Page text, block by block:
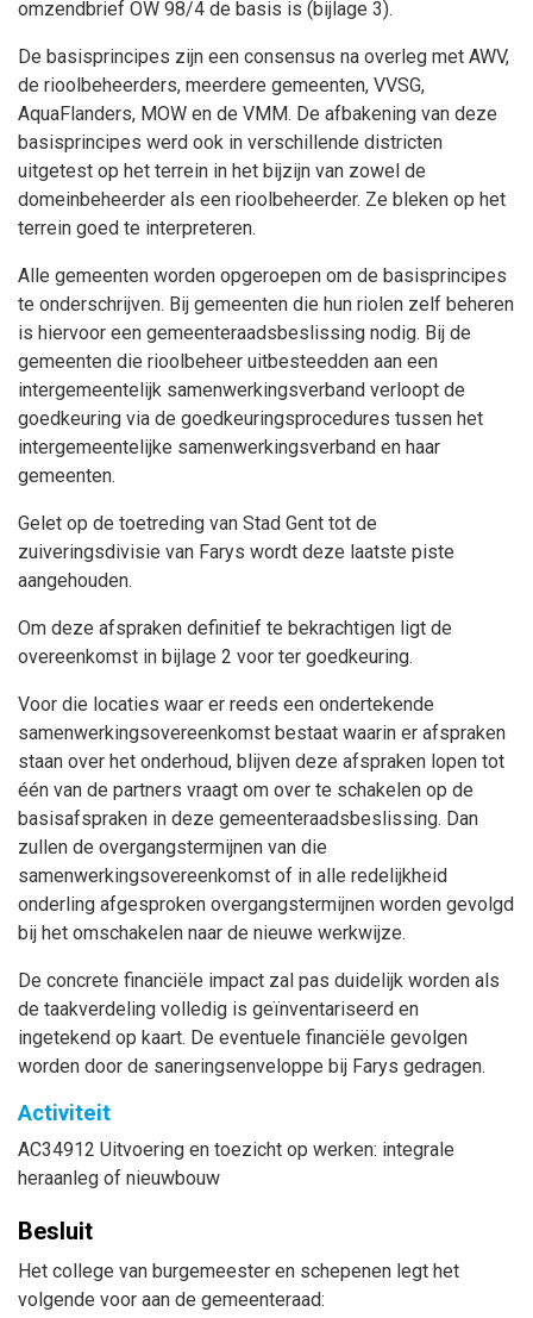
omzendbrief OW 98/4 de basis is (bijlage 3).
De basisprincipes zijn een consensus na overleg met AWV,
de rioolbeheerders, meerdere gemeenten, VVSG,
AquaFlanders, MOW en de VMM. De afbakening van deze
basisprincipes werd ook in verschillende districten
uitgetest op het terrein in het bijzijn van zowel de
domeinbeheerder als een rioolbeheerder. Ze bleken op het
terrein goed te interpreteren.
Alle gemeenten worden opgeroepen om de basisprincipes
te onderschrijven. Bij gemeenten die hun riolen zelf beheren
is hiervoor een gemeenteraadsbeslissing nodig. Bij de
gemeenten die rioolbeheer uitbesteedden aan een
intergemeentelijk samenwerkingsverband verloopt de
goedkeuring via de goedkeuringsprocedures tussen het
intergemeentelijke samenwerkingsverband en haar
gemeenten.
Gelet op de toetreding van Stad Gent tot de
zuiveringsdivisie van Farys wordt deze laatste piste
aangehouden.
Om deze afspraken definitief te bekrachtigen ligt de
overeenkomst in bijlage 2 voor ter goedkeuring.
Voor die locaties waar er reeds een ondertekende
samenwerkingsovereenkomst bestaat waarin er afspraken
staan over het onderhoud, blijven deze afspraken lopen tot
één van de partners vraagt om over te schakelen op de
basisafspraken in deze gemeenteraadsbeslissing. Dan
zullen de overgangstermijnen van die
samenwerkingsovereenkomst of in alle redelijkheid
onderling afgesproken overgangstermijnen worden gevolgd
bij het omschakelen naar de nieuwe werkwijze.
De concrete financiële impact zal pas duidelijk worden als
de taakverdeling volledig is geïnventariseerd en
ingetekend op kaart. De eventuele financiële gevolgen
worden door de saneringsenveloppe bij Farys gedragen.
Activiteit
AC34912 Uitvoering en toezicht op werken: integrale
heraanleg of nieuwbouw
Besluit
Het college van burgemeester en schepenen legt het
volgende voor aan de gemeenteraad: